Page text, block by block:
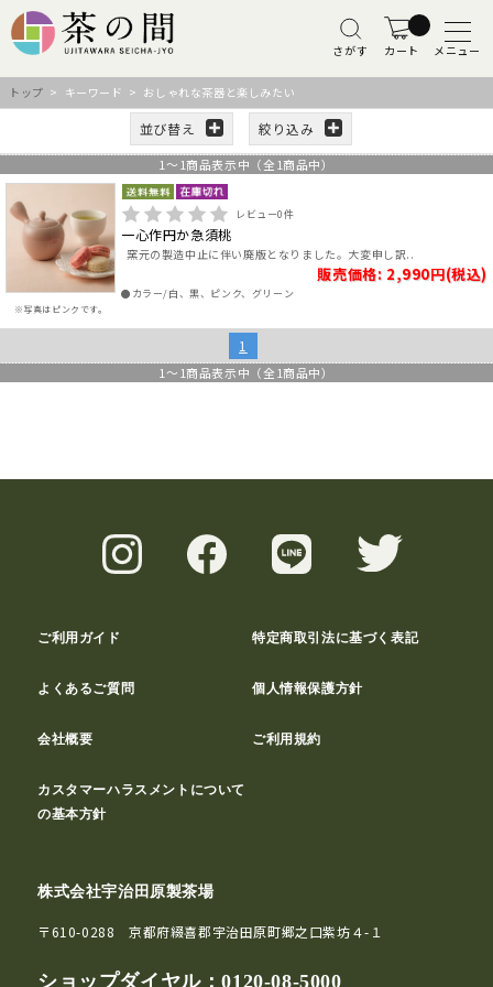
さがす カート メニュー
トップ > キーワード > おしゃれな茶器と楽しみたい
並び替え 絞り込み
1 ～ 1商品表示中（全 1商品中）
※写真はピンクです。
レビュー0件
一心作円か急須桃
窯元の製造中止に伴い廃版となりました。大変申し訳..
販売価格: 2,990円(税込)
●カラー/白、黒、ピンク、グリーン
1
1 ～ 1商品表示中（全 1商品中）
ご利用ガイド 特定商取引法に基づく表記
よくあるご質問 個人情報保護方針
会社概要 ご利用規約
カスタマーハラスメントについて
の基本方針
株式会社宇治田原製茶場
〒610-0288 京都府綴喜郡宇治田原町郷之口紫坊４-１
ショップダイヤル：0120-08-5000